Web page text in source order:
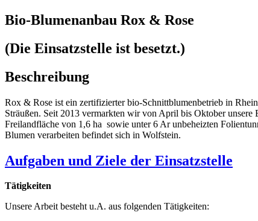
Bio-Blumenanbau Rox & Rose
(Die Einsatzstelle ist besetzt.)
Beschreibung
Rox & Rose ist ein zertifizierter bio-Schnittblumenbetrieb in
Sträußen. Seit 2013 vermarkten wir von April bis Oktober
Freilandfläche von 1,6 ha sowie unter 6 Ar unbeheizten
Blumen verarbeiten befindet sich in Wolfstein.
Aufgaben und Ziele der Einsatzstelle
Tätigkeiten
Unsere Arbeit besteht u.A. aus folgenden Tätigkeiten: